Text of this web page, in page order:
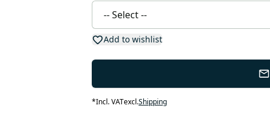
Add to wishlist
*Incl. VATexcl.Shipping